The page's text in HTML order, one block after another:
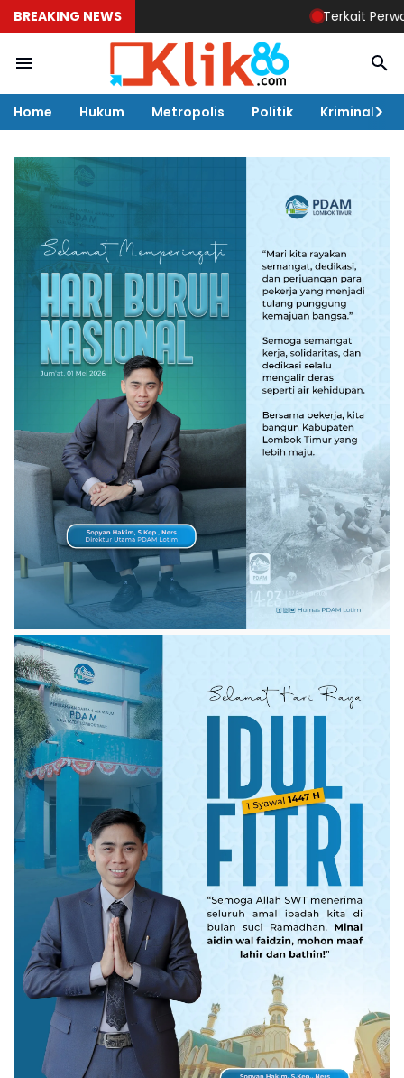
BREAKING NEWS Terkait Perwal No 1
Home Hukum Metropolis Politik Kriminal